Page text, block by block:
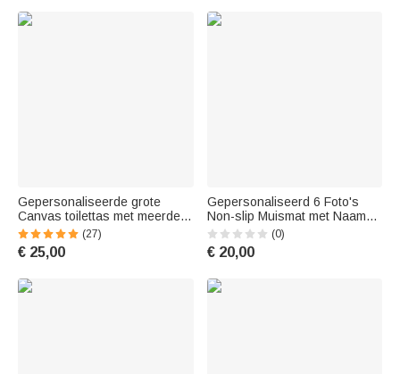
Gepersonaliseerde grote
Canvas toilettas met meerdere
compartimenten en
gegraveerde naam Verjaardag
Vaderdag cadeau voor
(27)
€ 25,00
Gepersonaliseerd 6 Foto's
Non-slip Muismat met Naam
en Tekst Vaderdag
Verjaardagscadeau voor Papa
Opa
(0)
€ 20,00